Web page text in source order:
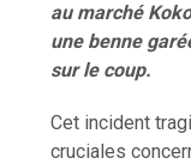
au marché
une benne
sur le coup.
Cet incident
cruciales